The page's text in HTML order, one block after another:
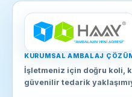
KURUMSAL AMBALAJ
İşletmeniz için doğru koli,
güvenilir tedarik